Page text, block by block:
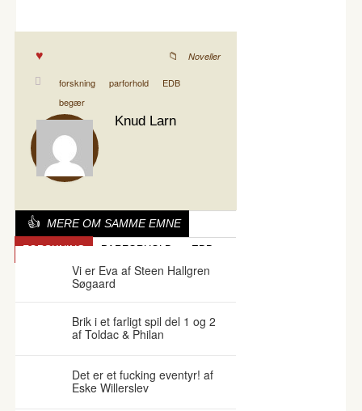
Noveller
forskning parforhold
EDB
begær
Knud Larn
MERE OM SAMME EMNE
FORSKNING PARFORHOLD EDB
Vi er Eva af Steen Hallgren
Søgaard
Brik i et farligt spil del 1 og 2
af Toldac & Philan
Det er et fucking eventyr! af
Eske Willerslev